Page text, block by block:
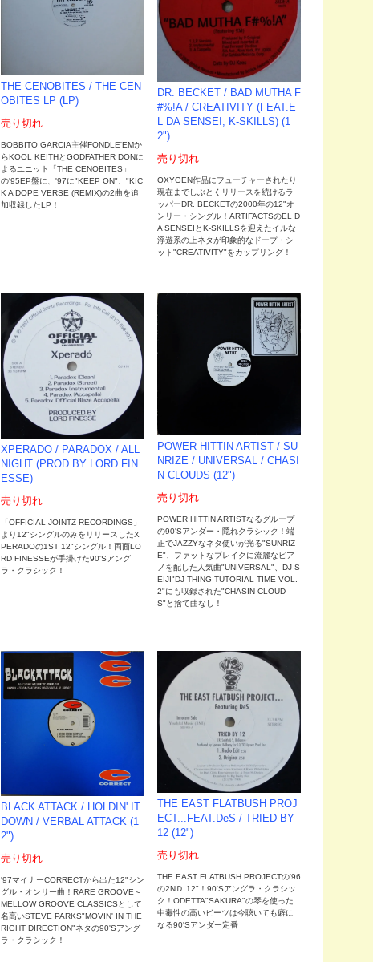
THE CENOBITES / THE CEN
OBITES LP (LP)
売り切れ
BOBBITO GARCIA主催FONDLE'EMか
らKOOL KEITHとGODFATHER DONに
よるユニット「THE CENOBITES」
の'95EP盤に、'97に"KEEP ON"、"KIC
K A DOPE VERSE (REMIX)の2曲を追
加収録したLP！
DR. BECKET / BAD MUTHA F
#%!A / CREATIVITY (FEAT.E
L DA SENSEI, K-SKILLS) (1
2")
売り切れ
OXYGEN作品にフューチャーされたり
現在までしぶとくリリースを続けるラ
ッパーDR. BECKETの2000年の12"オ
ンリー・シングル！ARTIFACTSのEL D
A SENSEIとK-SKILLSを迎えたイルな
浮遊系の上ネタが印象的なドープ・シ
ット"CREATIVITY"をカップリング！
XPERADO / PARADOX / ALL
NIGHT (PROD.BY LORD FIN
ESSE)
売り切れ
「OFFICIAL JOINTZ RECORDINGS」
より12"シングルのみをリリースしたX
PERADOの1ST 12"シングル！両面LO
RD FINESSEが手掛けた90'Sアング
ラ・クラシック！
POWER HITTIN ARTIST / SU
NRIZE / UNIVERSAL / CHASI
N CLOUDS (12")
売り切れ
POWER HITTIN ARTISTなるグループ
の90'Sアンダー・隠れクラシック！端
正でJAZZYなネタ使いが光る"SUNRIZ
E"、ファットなブレイクに流麗なピア
ノを配した人気曲"UNIVERSAL"、DJ S
EIJI"DJ THING TUTORIAL TIME VOL.
2"にも収録された"CHASIN CLOUD
S"と捨て曲なし！
BLACK ATTACK / HOLDIN' IT
DOWN / VERBAL ATTACK (1
2")
売り切れ
'97マイナーCORRECTから出た12"シン
グル・オンリー曲！RARE GROOVE～
MELLOW GROOVE CLASSICSとして
名高いSTEVE PARKS"MOVIN' IN THE
RIGHT DIRECTION"ネタの90'Sアング
ラ・クラシック！
THE EAST FLATBUSH PROJ
ECT...FEAT.DeS / TRIED BY
12 (12")
売り切れ
THE EAST FLATBUSH PROJECTの'96
の2NＤ 12"！90'Sアングラ・クラシッ
ク！ODETTA"SAKURA"の琴を使った
中毒性の高いビーツは今聴いても癖に
なる90'Sアンダー定番